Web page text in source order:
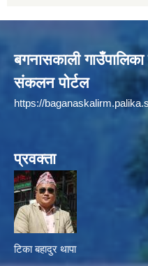
बगनासकाली
संकलन पोर्टल
https://
प्रवक्ता
टिका बहादुर थापा